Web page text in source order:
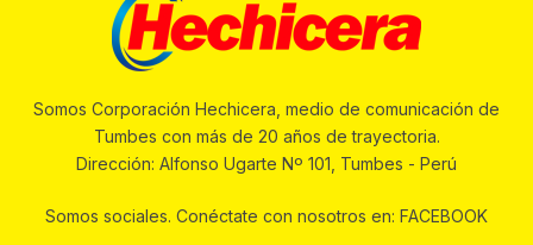
Somos Corporación Hechicera, medio de comunicación de
Tumbes con más de 20 años de trayectoria.
Dirección: Alfonso Ugarte Nº 101, Tumbes - Perú
Somos sociales. Conéctate con nosotros en: FACEBOOK